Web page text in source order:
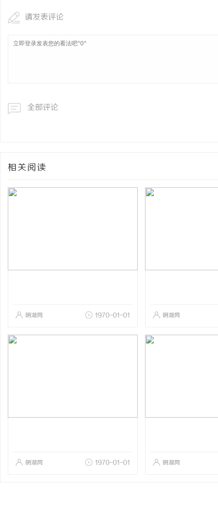
请发表评论
全部评论
相关阅读
明湖网 1970-01-01 明湖网
明湖网 1970-01-01 明湖网